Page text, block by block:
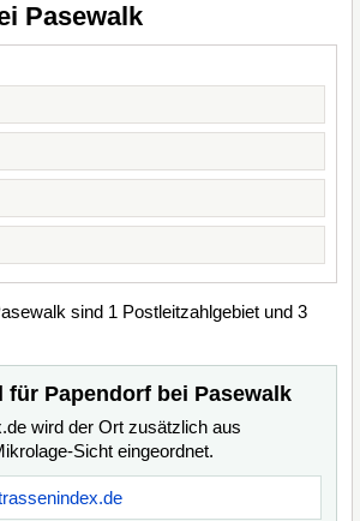
Pasewalk
sind 1 Postleitzahlgebiet und 3
Papendorf bei Pasewalk
wird der Ort zusätzlich aus
Sicht eingeordnet.